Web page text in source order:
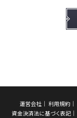
運営会社 利用規約
資金決済法に基づく表記